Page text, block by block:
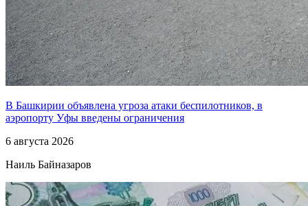
В Башкирии объявлена угроза атаки беспилотников, в
аэропорту Уфы введены ограничения
6 августа 2026
Наиль Байназаров